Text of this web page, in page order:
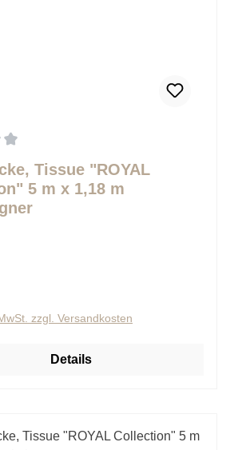
Tissue "ROYAL
5 m x 1,18 m
zzgl. Versandkosten
Details